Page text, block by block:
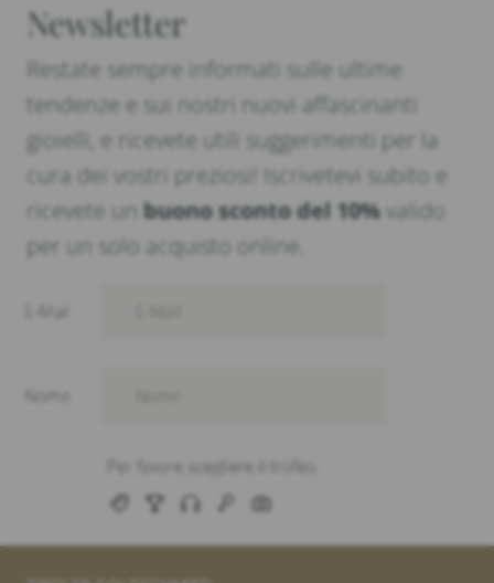
Newsletter
Restate sempre informati sulle ultime
tendenze e sui nostri nuovi affascinanti
gioielli, e ricevete utili suggerimenti per la
cura dei vostri preziosi! Iscrivetevi subito e
ricevete un buono sconto del 10%valido
per un solo acquisto online.